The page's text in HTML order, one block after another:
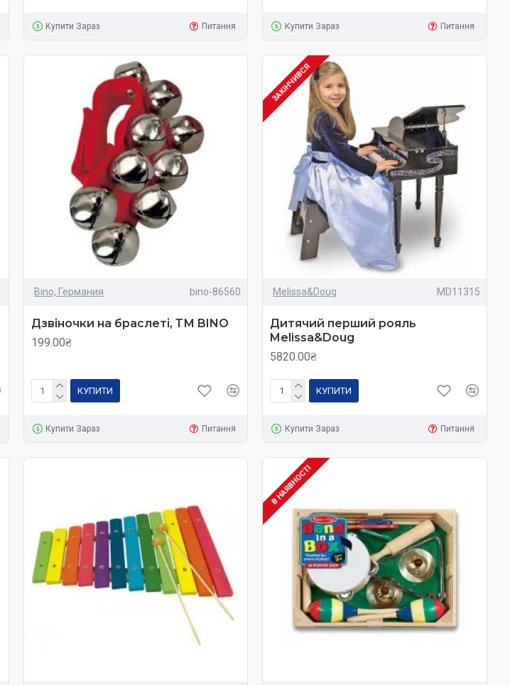
Купити Зараз Питання Купити Зараз Питання
Bino, Германия bino-86560
Дзвіночки на браслеті, ТМ BINO
199.00₴
КУПИТИ
Купити Зараз Питання
ЗАКІНЧИВСЯ
Melissa&Doug MD11315
Дитячий перший рояль
Melissa&Doug
5820.00₴
КУПИТИ
Купити Зараз Питання
В НАЯВНОСТІ